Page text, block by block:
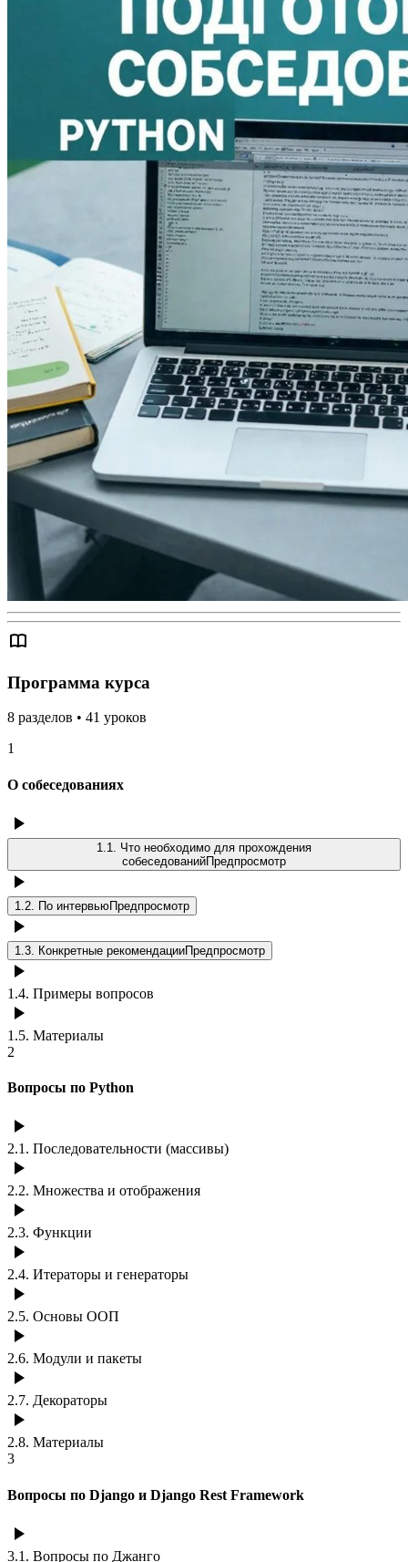
Программа курса
8 разделов • 41 уроков
1
О собеседованиях
1.1
Что необходимо для прохождения
собеседованийПредпросмотр
1.2 По интервьюПредпросмотр
1.3 Конкретные рекомендацииПредпросмотр
1.4. Примеры вопросов
1.5. Материалы
2
Вопросы по Python
2.1 . Последовательности (массивы)
2.2. Множества и отображения
2.3. Функции
2.4. Итераторы и генераторы
2.5. Основы ООП
2.6. Модули и пакеты
2.7. Декораторы
2.8. Материалы
3
Вопросы по Django и Django Rest Framework
3.1 . Вопросы по Джанго